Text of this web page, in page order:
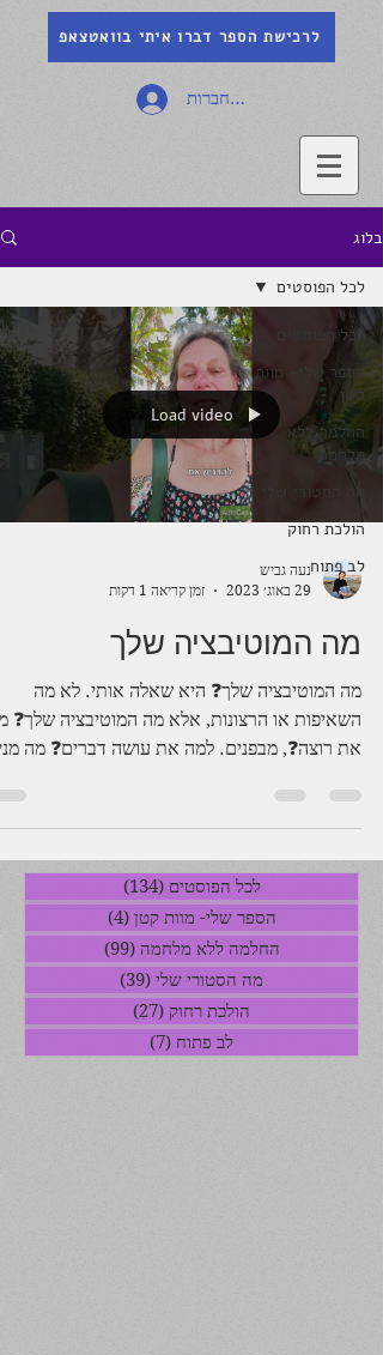
לרכישת הספר דברו איתי בוואטצאפ
להתחברות
בלוג
לכל הפוסטים
הספר שלי- מוות
קטן
החלמה ללא
מלחמה
מה הסטורי שלי
הולכת רחוק
לב פתוח
לכל הפוסטים
Load video
נעה גביש
29 באוג׳ 2023
זמן קריאה 1 דקות
מה המוטיבציה שלך
מה המוטיבציה שלך❓ היא שאלה אותי. לא מה
השאיפות או הרצונות, אלא מה המוטיבציה שלך❓
את רוצה❓, מבפנים. למה את עושה דברים❓ מה
לכל הפוסטים (134)
הספר שלי- מוות קטן (4)
החלמה ללא מלחמה (99)
מה הסטורי שלי (39)
הולכת רחוק (27)
לב פתוח (7)